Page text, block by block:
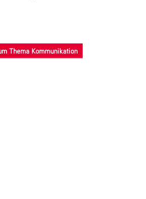
Thema Kommunikation